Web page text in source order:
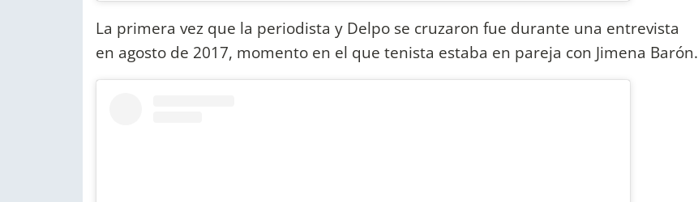
La primera vez que la periodista y Delpo se cruzaron fue durante una entrevista
en agosto de 2017, momento en el que tenista estaba en pareja con Jimena Barón.